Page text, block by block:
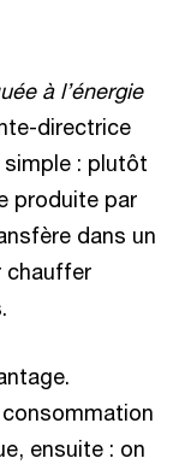
à l’énergie
directrice
simple : plutôt
produite par
dans un
chauffer
consommation
ensuite : on